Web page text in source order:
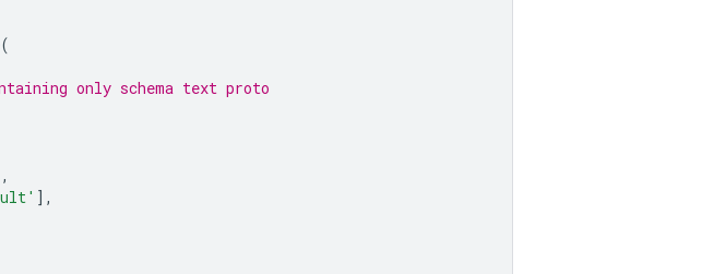
(
only schema text proto
],